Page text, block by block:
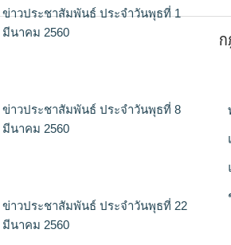
ข่าวประชาสัมพันธ์ ประจำวันพุธที่ 1
มีนาคม 2560
ข่าวประชาสัมพันธ์ ประจำวันพุธที่ 8
มีนาคม 2560
ข่าวประชาสัมพันธ์ ประจำวันพุธที่ 22
มีนาคม 2560